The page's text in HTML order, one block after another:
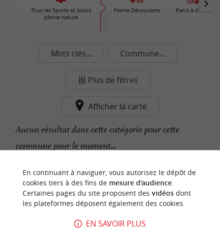
Tous les Sports et loisirs
pleine nature
Ferme Découverte Parcs à thèmes
Mots clés... Commune...
Plus de filtres
Afficher la carte
Aucun résultat dans cette catégorie pour cette
commune pour le moment...
n
o
t
r
e
c
o
u
p
d
e
c
o
e
u
r
En continuant à naviguer, vous autorisez le dépôt de
cookies tiers à des fins de mesure d'audience.
Certaines pages du site proposent des vidéosdont
les plateformes déposent également des cookies.
EN SAVOIR PLUS